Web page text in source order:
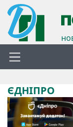
ЄДНІПРО